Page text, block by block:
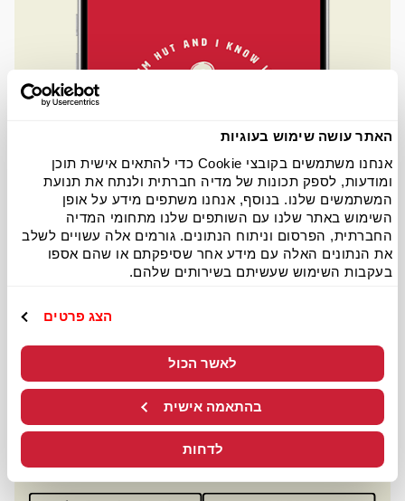
האתר עושה שימוש בעוגיות
אנחנו משתמשים בקובצי Cookie כדי להתאים אישית תוכן
ומודעות, לספק תכונות של מדיה חברתית ולנתח את תנועת
המשתמשים שלנו. בנוסף, אנחנו משתפים מידע על אופן
השימוש באתר שלנו עם השותפים שלנו מתחומי המדיה
החברתית, הפרסום וניתוח הנתונים. גורמים אלה עשויים לשלב
את הנתונים האלה עם מידע אחר שסיפקתם או שהם אספו
בעקבות השימוש שעשיתם בשירותים שלהם.
הצג פרטים
לאשר הכול
בהתאמה אישית
לדחות
הורידו היום את
אפליקציית האט
ותהנו ממבצעים והטבות מיוחדות